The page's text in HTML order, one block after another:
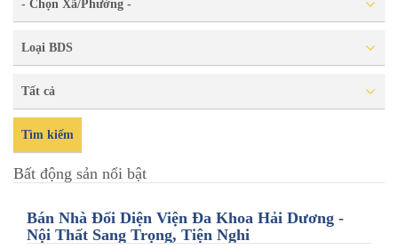
- Chọn Xã/Phường -
Loại BDS
Tất cả
Tìm kiếm
Bất động sản nổi bật
Bán Nhà Đối Diện Viện Đa Khoa Hải Dương -
Nội Thất Sang Trọng, Tiện Nghi